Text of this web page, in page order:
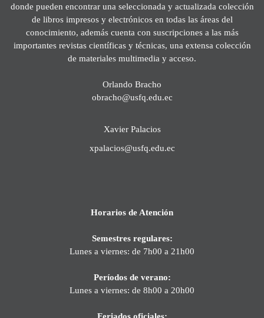
donde pueden encontrar una seleccionada y actualizada colección
de libros impresos y electrónicos en todas las áreas del
conocimiento, además cuenta con suscripciones a las más
importantes revistas científicas y técnicas, una extensa colección
de materiales multimedia y acceso.
Orlando Bracho
obracho@usfq.edu.ec
Xavier Palacios
xpalacios@usfq.edu.ec
Horarios de Atención
Semestres regulares:
Lunes a viernes: de 7h00 a 21h00
Períodos de verano:
Lunes a viernes: de 8h00 a 20h00
Feriados oficiales: